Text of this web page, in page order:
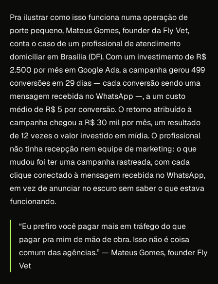
Pra ilustrar como isso funciona numa operação de
porte pequeno, Mateus Gomes, founder da Fly Vet,
conta o caso de um profissional de atendimento
domiciliar em Brasília (DF). Com um investimento de R$
2.500 por mês em Google Ads, a campanha gerou 499
conversões em 29 dias — cada conversão sendo uma
mensagem recebida no WhatsApp —, a um custo
médio de R$ 5 por conversão. O retorno atribuído à
campanha chegou a R$ 30 mil por mês, um resultado
de 12 vezes o valor investido em mídia. O profissional
não tinha recepção nem equipe de marketing: o que
mudou foi ter uma campanha rastreada, com cada
clique conectado à mensagem recebida no WhatsApp,
em vez de anunciar no escuro sem saber o que estava
funcionando.
“Eu prefiro você pagar mais em tráfego do que
pagar pra mim de mão de obra. Isso não é coisa
comum das agências.”— Mateus Gomes, founder Fly
Vet